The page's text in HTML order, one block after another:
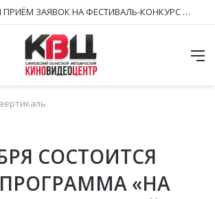
ЗАВЕРШИЛСЯ ПРИЁМ ЗАЯВОК НА ФЕСТИВАЛЬ-КОНКУРС «КИНОВЕРТИКАЛЬ 2026»
СОСТОИТСЯ
«НА